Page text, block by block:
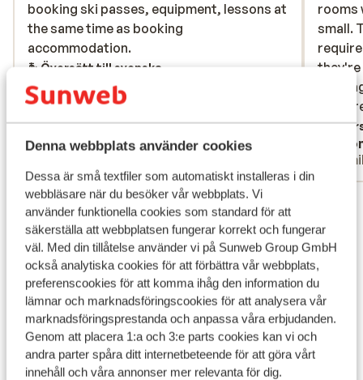
Denna webbplats använder cookies
Dessa är små textfiler som automatiskt installeras i din
webbläsare när du besöker vår webbplats. Vi
använder funktionella cookies som standard för att
säkerställa att webbplatsen fungerar korrekt och fungerar
väl. Med din tillåtelse använder vi på Sunweb Group GmbH
också analytiska cookies för att förbättra vår webbplats,
preferenscookies för att komma ihåg den information du
lämnar och marknadsföringscookies för att analysera vår
marknadsföringsprestanda och anpassa våra erbjudanden.
Genom att placera 1:a och 3:e parts cookies kan vi och
andra parter spåra ditt internetbeteende för att göra vårt
innehåll och våra annonser mer relevanta för dig.
booking ski passes, equipment, lessons at
the same time as booking
accommodation.
booking ski passes, equipment, lessons at
the same time as booking
accommodation.
Översätt till svenska
Anonym
rooms
small.
that
being
The
aren't
boots
pool is
of
/ ski
rooms
small.
that
Visa alla 96 omdömen
Läge
Visa på karta